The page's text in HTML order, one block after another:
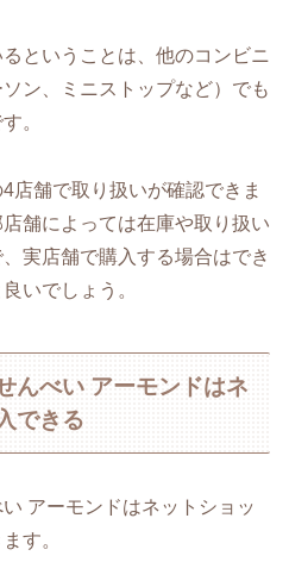
ということは、他のコンビニ
ン、ミニストップなど）でも
。
店舗で取り扱いが確認できま
舗によっては在庫や取り扱い
実店舗で購入する場合はでき
いでしょう。
んべい アーモンドはネ
できる
アーモンドはネットショッ
す。